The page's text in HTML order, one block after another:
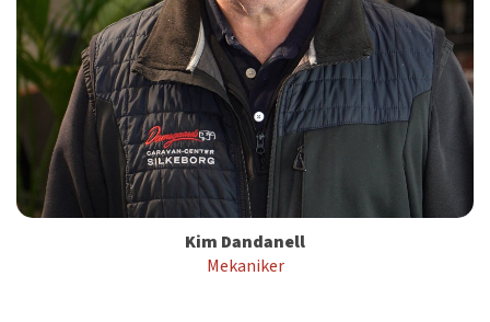
Kim Dandanell
Mekaniker